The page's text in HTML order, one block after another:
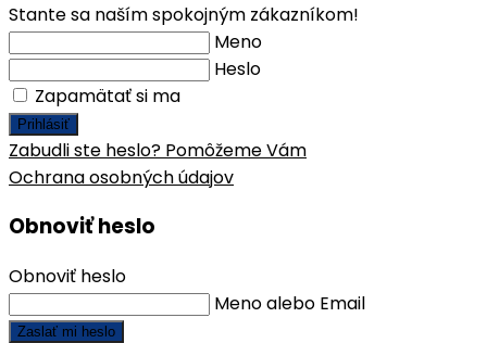
Stante sa naším spokojným zákazníkom!
Meno
Heslo
Zapamätať si ma
Prihlásiť
Zabudli ste heslo? Pomôžeme Vám
Ochrana osobných údajov
Obnoviť heslo
Obnoviť heslo
Meno alebo Email
Zaslať mi heslo